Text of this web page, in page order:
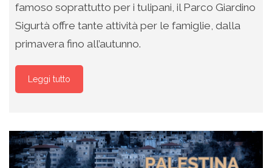
famoso soprattutto per i tulipani, il Parco Giardino
Sigurtà offre tante attività per le famiglie, dalla
primavera fino all’autunno.
Leggi tutto